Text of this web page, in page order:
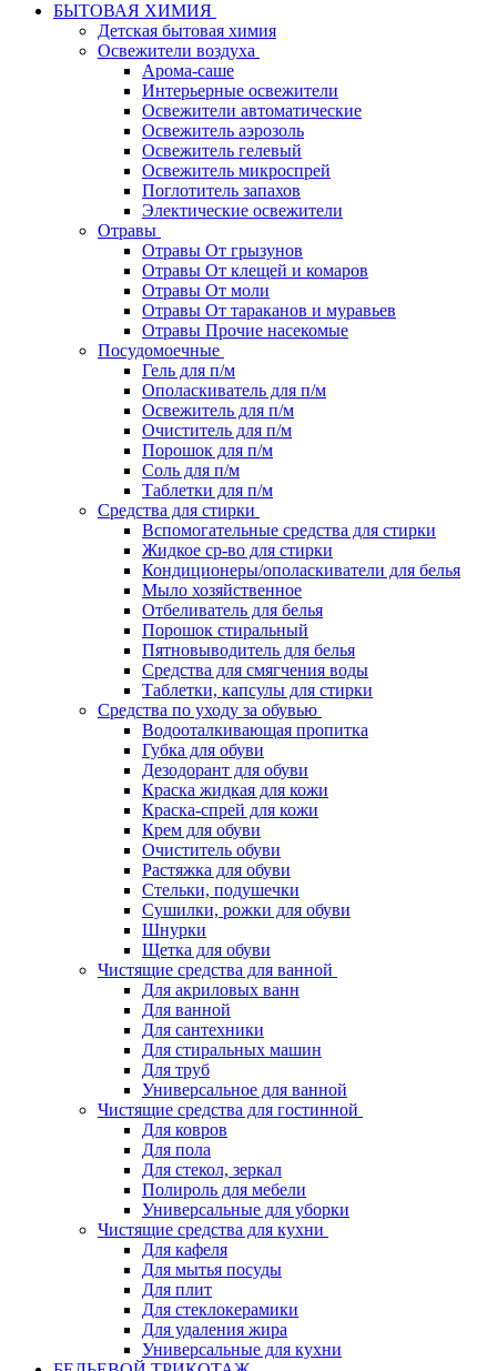
БЫТОВАЯ ХИМИЯ
Детская бытовая химия
Освежители воздуха
Арома-саше
Интерьерные освежители
Освежители автоматические
Освежитель аэрозоль
Освежитель гелевый
Освежитель микроспрей
Поглотитель запахов
Электические освежители
Отравы
Отравы От грызунов
Отравы От клещей и комаров
Отравы От моли
Отравы От тараканов и муравьев
Отравы Прочие насекомые
Посудомоечные
Гель для п/м
Ополаскиватель для п/м
Освежитель для п/м
Очиститель для п/м
Порошок для п/м
Соль для п/м
Таблетки для п/м
Средства для стирки
Вспомогательные средства для стирки
Жидкое ср-во для стирки
Кондиционеры/ополаскиватели для белья
Мыло хозяйственное
Отбеливатель для белья
Порошок стиральный
Пятновыводитель для белья
Средства для смягчения воды
Таблетки, капсулы для стирки
Средства по уходу за обувью
Водооталкивающая пропитка
Губка для обуви
Дезодорант для обуви
Краска жидкая для кожи
Краска-спрей для кожи
Крем для обуви
Очиститель обуви
Растяжка для обуви
Стельки, подушечки
Сушилки, рожки для обуви
Шнурки
Щетка для обуви
Чистящие средства для ванной
Для акриловых ванн
Для ванной
Для сантехники
Для стиральных машин
Для труб
Универсальное для ванной
Чистящие средства для гостинной
Для ковров
Для пола
Для стекол, зеркал
Полироль для мебели
Универсальные для уборки
Чистящие средства для кухни
Для кафеля
Для мытья посуды
Для плит
Для стеклокерамики
Для удаления жира
Универсальные для кухни